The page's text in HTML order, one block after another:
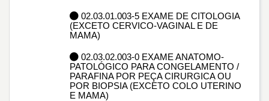
02.03.01.003-5 EXAME DE CITOLOGIA
(EXCETO CERVICO-VAGINAL E DE
MAMA)
02.03.02.003-0 EXAME ANATOMO-
PATOLÓGICO PARA CONGELAMENTO /
PARAFINA POR PEÇA CIRURGICA OU
POR BIOPSIA (EXCETO COLO UTERINO
E MAMA)